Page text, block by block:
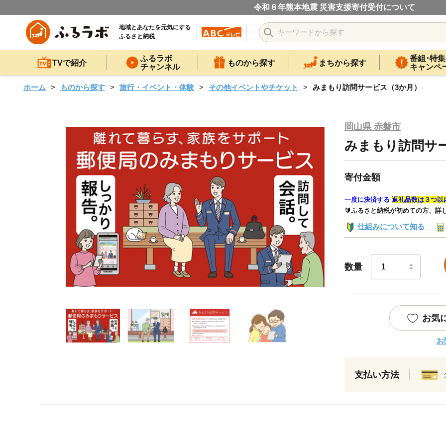
令和８年熊本地震 災害支援寄付受付について
地域とあなたを元気にする
ふるさと納税
TVで紹介
ふるラボ
チャンネル
ものから探す まちから探す
番組･特集
キャンペ
ホーム ものから探す 旅行・イベント・体験 その他イベントやチケット みまもり訪問サービス（3か月）
岡山県 赤磐市
みまもり訪問サ
寄付金額
一度に決済する 返礼品数は３つ以
🔰ふるさと納税が初めての方、詳
仕組みについて知る
数量
お気
お
支払い方法